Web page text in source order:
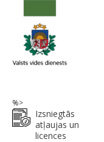
%>
Izsniegtās
atļaujas un
licences